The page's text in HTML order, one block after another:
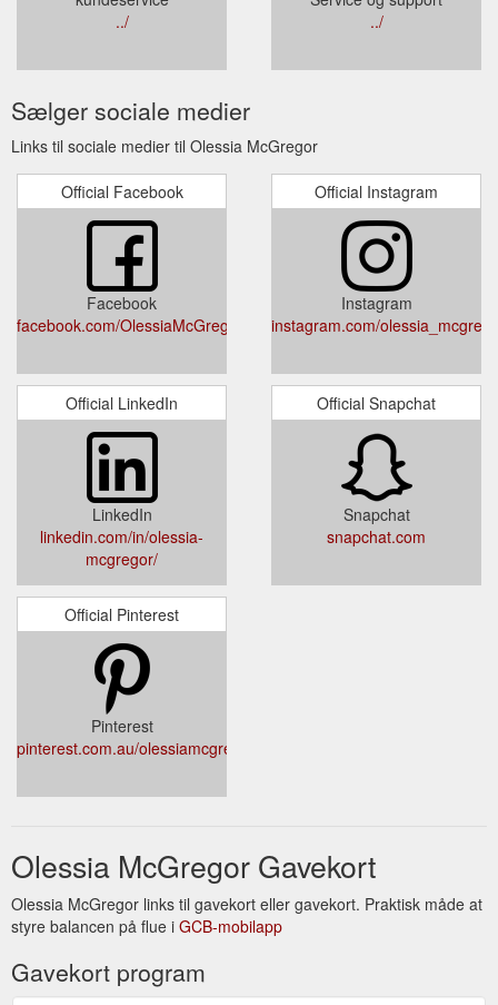
../
../
Sælger sociale medier
Links til sociale medier til Olessia McGregor
Official Facebook
Facebook
facebook.com/OlessiaMcGregorPhotography/
Official Instagram
Instagram
instagram.com/
Official LinkedIn
LinkedIn
linkedin.com/in/olessia-
mcgregor/
Official Snapchat
Snapchat
snapchat.com
Official Pinterest
Pinterest
pinterest.com.au/olessiamcgregor/
Olessia McGregor Gavekort
Olessia McGregor links til gavekort eller gavekort. Praktisk måde at
styre balancen på flue i GCB-mobilapp
Gavekort program